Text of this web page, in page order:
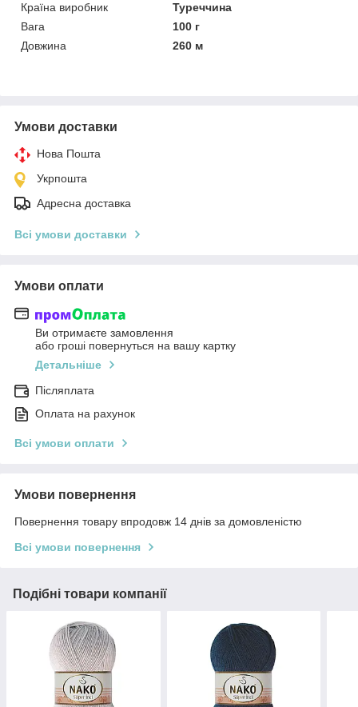
Країна виробник
Туреччина
Вага
100 г
Довжина
260 м
Умови доставки
Нова Пошта
Укрпошта
Адресна доставка
Всі умови доставки
Умови оплати
Ви отримаєте замовлення
або гроші повернуться на вашу картку
Детальніше
Післяплата
Оплата на рахунок
Всі умови оплати
Умови повернення
Повернення товару впродовж 14 днів за домовленістю
Всі умови повернення
Подібні товари компанії